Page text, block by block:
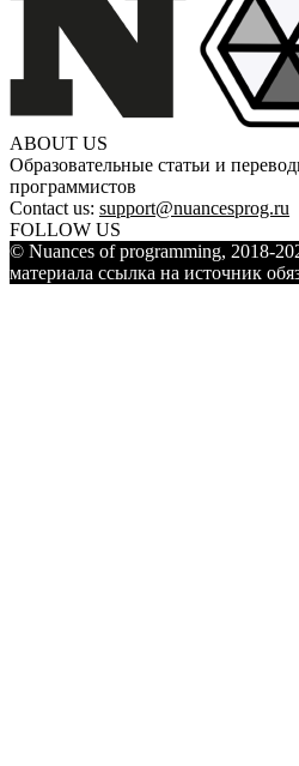
ABOUT US
Образовательные статьи и
программистов
Contact us: support@nuancesprog.ru
FOLLOW US
© Nuances of programming, 2018-
материала ссылка на источник